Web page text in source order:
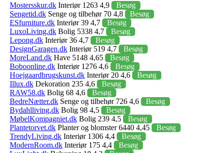
Mostersskur.dk Interiør 1263 4,9
Besøg
Sengetid.dk Senge og tilbehør 70 4,8
Besøg
ESfurniture.dk Interiør 39 4,7
Besøg
LuxoLiving.dk Bolig 5338 4,7
Besøg
Lepong.dk Interiør 36 4,7
Besøg
DesignGaragen.dk Interiør 519 4,7
Besøg
MoreLand.dk Have 5148 4,65
Besøg
Boboonline.dk Interiør 1276 4,6
Besøg
Hoejgaardbrugskunst.dk Interiør 20 4,6
Besøg
Illux.dk Dekoration 235 4,6
Besøg
RAW58.dk Bolig 68 4,6
Besøg
BedreNætter.dk Senge og tilbehør 726 4,6
Besøg
Bydahlliving.dk Bolig 98 4,5
Besøg
MøbelKompagniet.dk Bolig 239 4,5
Besøg
Plantetorvet.dk Planter og blomster 6440 4,45
Besøg
TrendyLiving.dk Interiør 1306 4,4
Besøg
ModernRoom.dk Interiør 175 4,4
Besøg